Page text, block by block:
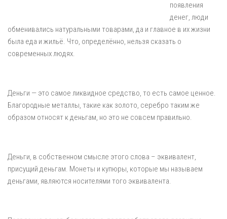
появления
денег, люди
обменивались натуральными товарами, да и главное в их жизни
была еда и жильё. Что, определённо, нельзя сказать о
современных людях.
Деньги — это самое ликвидное средство, то есть самое ценное.
Благородные металлы, такие как золото, серебро таким же
образом относят к деньгам, но это не совсем правильно.
Деньги, в собственном смысле этого слова – эквивалент,
присущий деньгам. Монеты и купюры, которые мы называем
деньгами, являются носителями того эквивалента.